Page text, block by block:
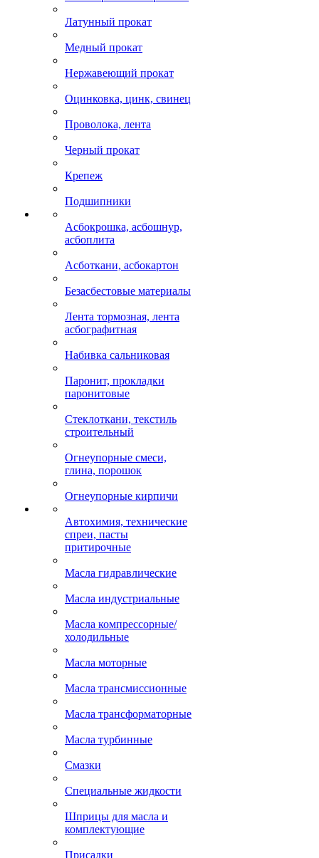
Латунный прокат
Медный прокат
Нержавеющий прокат
Оцинковка, цинк, свинец
Проволока, лента
Черный прокат
Крепеж
Подшипники
Асбокрошка, асбошнур,
асбоплита
Асботкани, асбокартон
Безасбестовые материалы
Лента тормозная, лента
асбографитная
Набивка сальниковая
Паронит, прокладки
паронитовые
Стеклоткани, текстиль
строительный
Огнеупорные смеси,
глина, порошок
Огнеупорные кирпичи
Автохимия, технические
спреи, пасты
притирочные
Масла гидравлические
Масла индустриальные
Масла компрессорные/
холодильные
Масла моторные
Масла трансмиссионные
Масла трансформаторные
Масла турбинные
Смазки
Специальные жидкости
Шприцы для масла и
комплектующие
Присадки